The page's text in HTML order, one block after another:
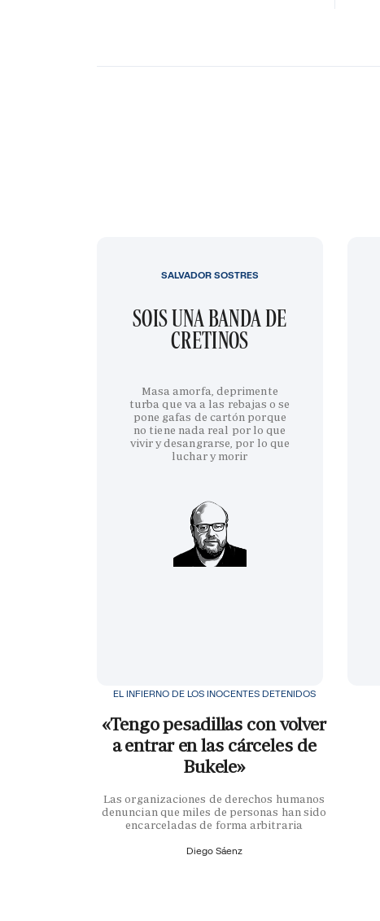
SOIS UNA BANDA DE
CRETINOS
Masa amorfa, deprimente
turba que va a las rebajas o se
pone gafas de cartón porque
no tiene nada real por lo que
vivir y desangrarse, por lo que
luchar y morir
SALVADOR SOSTRES
EL INFIERNO DE LOS INOCENTES DETENIDOS
«Tengo pesadillas con volver
a entrar en las cárceles de
Bukele»
Las organizaciones de derechos humanos
denuncian que miles de personas han sido
encarceladas de forma arbitraria
Diego Sáenz